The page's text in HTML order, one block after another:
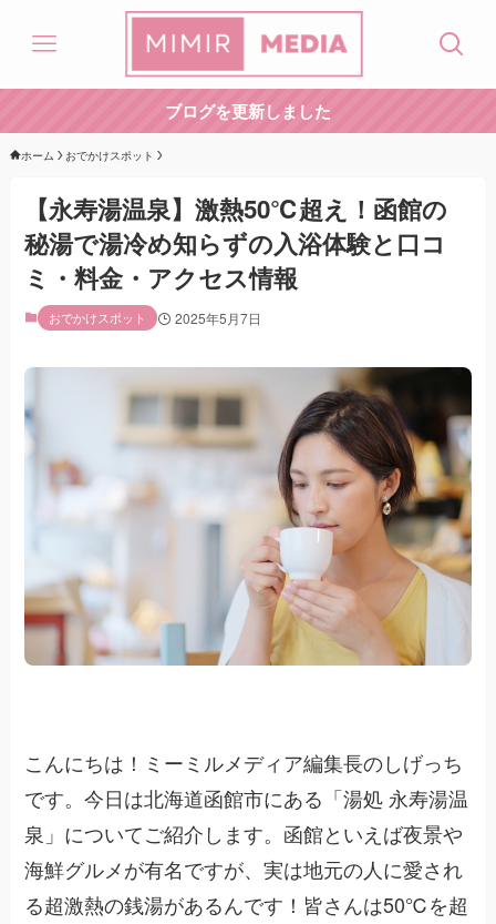
ブログを更新しました
ホーム おでかけスポット
【永寿湯温泉】激熱50℃超え！函館の
秘湯で湯冷め知らずの入浴体験と口コ
ミ・料金・アクセス情報
おでかけスポット 2025年5月7日
こんにちは！ミーミルメディア編集長のしげっち
です。今日は北海道函館市にある「湯処 永寿湯温
泉」についてご紹介します。函館といえば夜景や
海鮮グルメが有名ですが、実は地元の人に愛され
る超激熱の銭湯があるんです！皆さんは50℃を超